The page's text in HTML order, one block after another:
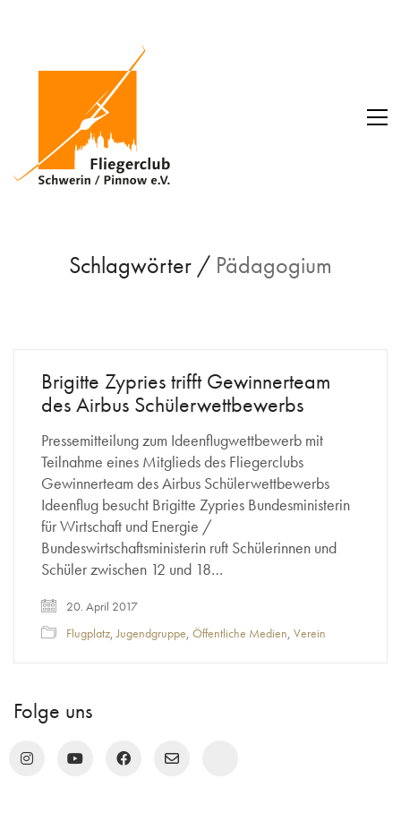
Schlagwörter / Pädagogium
Brigitte Zypries trifft Gewinnerteam
des Airbus Schülerwettbewerbs
Pressemitteilung zum Ideenflugwettbewerb mit
Teilnahme eines Mitglieds des Fliegerclubs
Gewinnerteam des Airbus Schülerwettbewerbs
Ideenflug besucht Brigitte Zypries Bundesministerin
für Wirtschaft und Energie /
Bundeswirtschaftsministerin ruft Schülerinnen und
Schüler zwischen 12 und 18…
20. April 2017
Flugplatz,Jugendgruppe, Öffentliche Medien, Verein
Folge uns